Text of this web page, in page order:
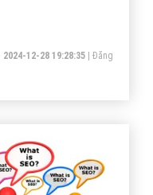
2024-12-28 19:28:35|Đăng